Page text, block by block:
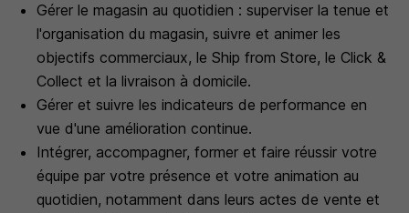
Gérer le magasin au quotidien : superviser la tenue et
l'organisation du magasin, suivre et animer les
objectifs commerciaux, le Ship from Store, le Click &
Collect et la livraison à domicile.
Gérer et suivre les indicateurs de performance en
vue d'une amélioration continue.
Intégrer, accompagner, former et faire réussir votre
équipe par votre présence et votre animation au
quotidien, notamment dans leurs actes de vente et